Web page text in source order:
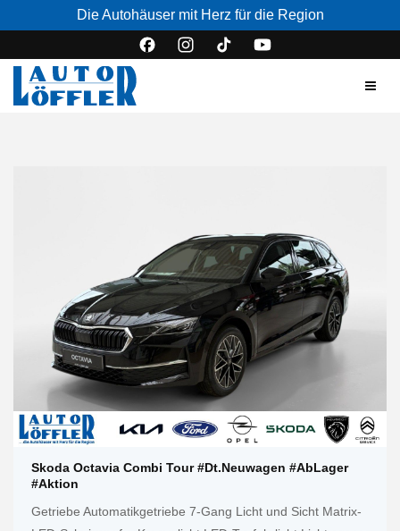
Die Autohäuser mit Herz für die Region
Skoda Octavia Combi Tour #Dt.Neuwagen #AbLager
#Aktion
Getriebe Automatikgetriebe 7-Gang Licht und Sicht Matrix-